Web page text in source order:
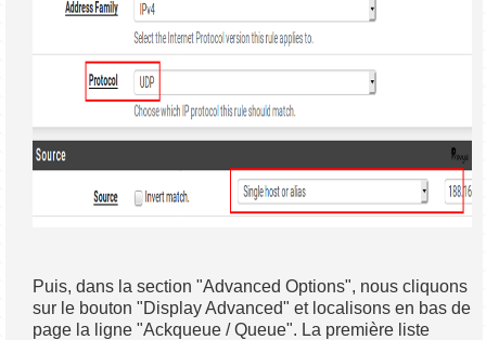
Puis, dans la section "Advanced Options", nous cliquons
sur le bouton "Display Advanced" et localisons en bas de
page la ligne "Ackqueue / Queue". La première liste